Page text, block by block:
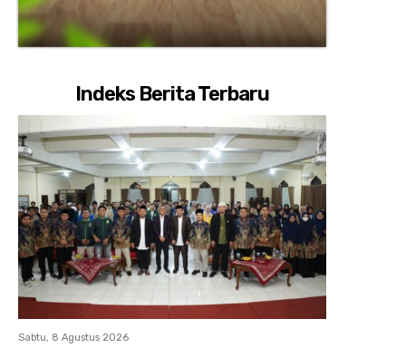
Indeks Berita Terbaru
Sabtu, 8 Agustus 2026